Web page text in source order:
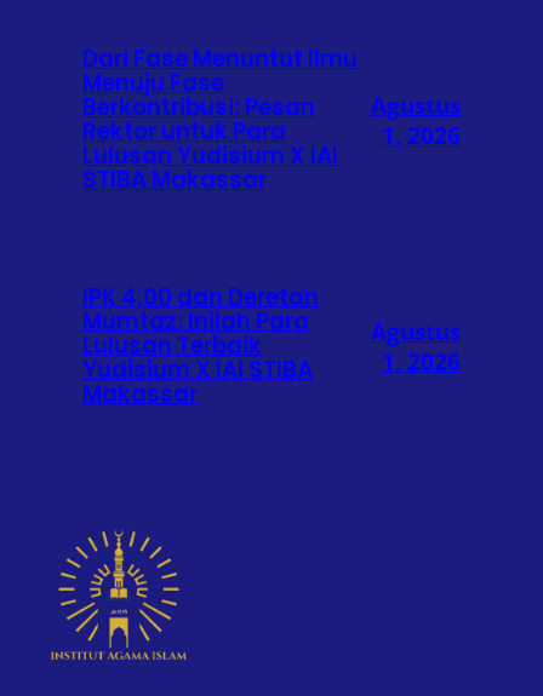
Dari Fase Menuntut Ilmu
Menuju Fase
Berkontribusi: Pesan
Rektor untuk Para
Lulusan Yudisium X IAI
STIBA Makassar
Agustus
1, 2026
IPK 4,00 dan Deretan
Mumtaz: Inilah Para
Lulusan Terbaik
Yudisium X IAI STIBA
Makassar
Agustus
1, 2026